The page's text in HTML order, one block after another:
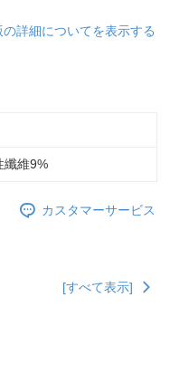
の詳細についてを表示する
纖維9%
カスタマーサービス
[すべて表示]